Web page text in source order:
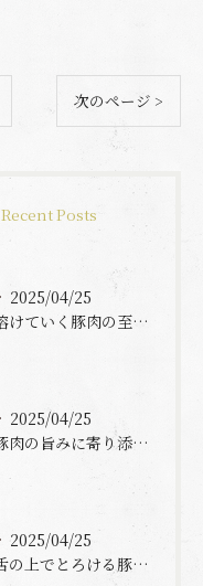
次のページ >
Recent Posts
2025/04/25
溶けていく豚肉の至福体験
2025/04/25
豚肉の旨みに寄り添う自家製梅出汁の魅力
2025/04/25
舌の上でとろける豚肉と自家製梅出汁の魅力